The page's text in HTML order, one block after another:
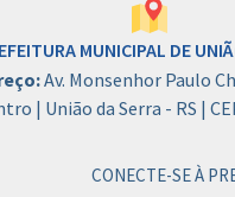
MUNICIPAL DE
Av. Monsenhor Paulo
| União da Serra - RS |
CONECTE-SE À